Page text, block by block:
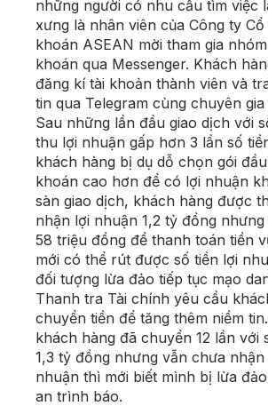
những người có nhu cầu tìm việc
xưng là nhân viên của Công ty
khoán ASEAN mời tham gia
khoán qua Messenger. Khách
đăng kí tài khoản thành viên và
tin qua Telegram cùng chuyên
Sau những lần đầu giao dịch với
thu lợi nhuận gấp hơn 3 lần số
khách hàng bị dụ dỗ chọn gói
khoán cao hơn để có lợi nhuận
sàn giao dịch, khách hàng được
nhận lợi nhuận 1,2 tỷ đồng
58 triệu đồng để thanh toán tiền
mới có thể rút được số tiền lợi
đối tượng lừa đảo tiếp tục mạo
Thanh tra Tài chính yêu cầu
chuyển tiền để tăng thêm niềm
khách hàng đã chuyển 12 lần với
1,3 tỷ đồng nhưng vẫn chưa
nhuận thì mới biết mình bị lừa
an trình báo.